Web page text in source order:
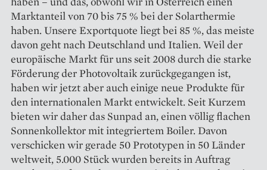
Marktanteil von 70 bis 75 % bei der Solarthermie
haben. Unsere Exportquote liegt bei 85 %, das meiste
davon geht nach Deutschland und Italien. Weil der
europäische Markt für uns seit 2008 durch die starke
Förderung der Photovoltaik zurückgegangen ist,
haben wir jetzt aber auch einige neue Produkte für
den internationalen Markt entwickelt. Seit Kurzem
bieten wir daher das Sunpad an, einen völlig flachen
Sonnenkollektor mit inte­griertem Boiler. Davon
verschicken wir gerade 50 Prototypen in 50 Länder
weltweit, 5.000 Stück wurden bereits in Auftrag